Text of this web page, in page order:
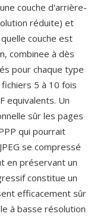
couche d'arrière-
réduite) et
couche est
combinee à dès
pour chaque type
5 à 10 fois
equivalents. Un
sûr les pages
qui pourrait
se compressé
en préservant un
constitue un
efficacement sûr
à basse résolution